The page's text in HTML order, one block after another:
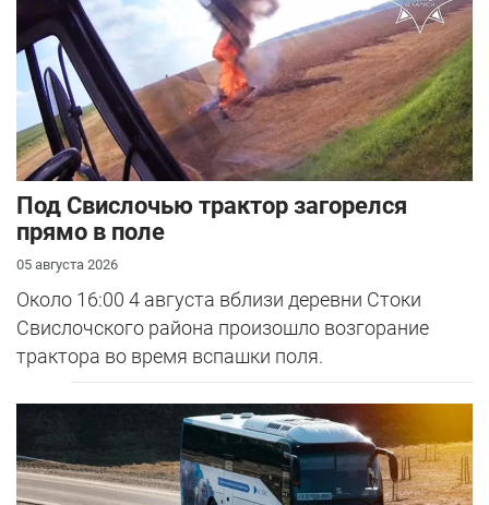
Под Свислочью трактор загорелся
прямо в поле
05 августа 2026
Около 16:00 4 августа вблизи деревни Стоки
Свислочского района произошло возгорание
трактора во время вспашки поля.